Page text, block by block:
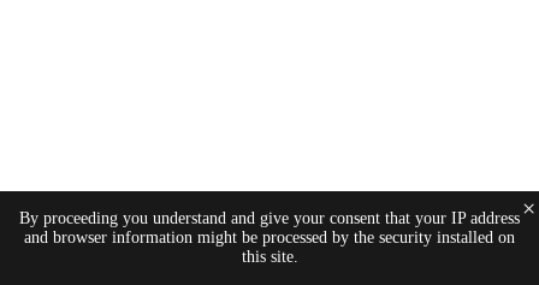
By proceeding you understand and give your consent that your IP address
and browser information might be processed by the security installed on
this site.
×